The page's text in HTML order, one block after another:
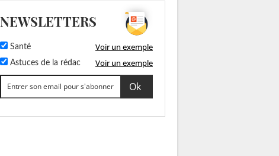
NEWSLETTERS
Santé Voir un exemple
Astuces de la rédac Voir un exemple